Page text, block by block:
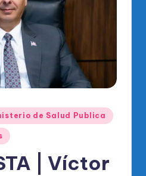
de Salud Publica
| Víctor